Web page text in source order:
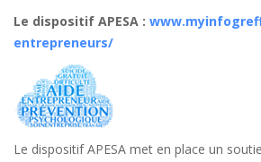
Le dispositif APESA :
entrepreneurs/
Le dispositif APESA met en place un